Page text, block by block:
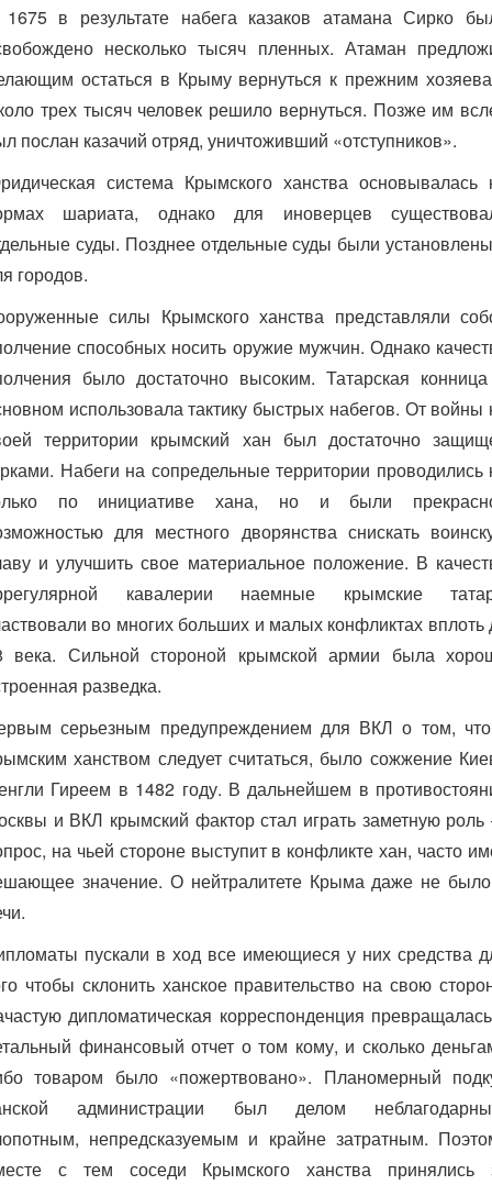
в результате набега казаков атамана Сирко
несколько тысяч пленных. Атаман
остаться в Крыму вернуться к прежним
трех тысяч человек решило вернуться. Позже им
послан казачий отряд, уничтоживший «отступников».
система Крымского ханства основывалась
шариата, однако для иноверцев
суды. Позднее отдельные суды были
городов.
силы Крымского ханства представляли
способных носить оружие мужчин. Однако
было достаточно высоким. Татарская
использовала тактику быстрых набегов. От войны
территории крымский хан был достаточно
Набеги на сопредельные территории проводились
по инициативе хана, но и были
для местного дворянства снискать
и улучшить свое материальное положение. В
кавалерии наемные крымские
во многих больших и малых конфликтах вплоть
века. Сильной стороной крымской армии была
разведка.
серьезным предупреждением для ВКЛ о том,
ханством следует считаться, было сожжение
Гиреем в 1482 году. В дальнейшем в
и ВКЛ крымский фактор стал играть заметную
на чьей стороне выступит в конфликте хан, часто
значение. О нейтралитете Крыма даже не
пускали в ход все имеющиеся у них средства
чтобы склонить ханское правительство на свою
дипломатическая корреспонденция
финансовый отчет о том кому, и сколько
товаром было «пожертвовано». Планомерный
администрации был делом
непредсказуемым и крайне затратным.
с тем соседи Крымского ханства принялись